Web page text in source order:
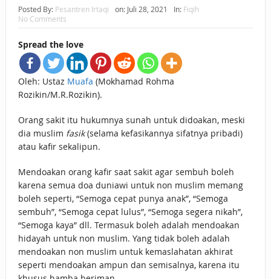
HUKUM MEMBAYAR ZAKAT DENGAN CARA MENGANGSUR
HUKUM MEMBAYAR ZAKAT KEPADA KERABAT SENDIRI
Posted By: Pesantren Irtaqi on: Juli 28, 2021 In: Fiqih
No Comments
Spread the love
Oleh: Ustaz Muafa (Mokhamad Rohma
Rozikin/M.R.Rozikin).
Orang sakit itu hukumnya sunah untuk didoakan, meski
dia muslim fasik(selama kefasikannya sifatnya pribadi)
atau kafir sekalipun.
Mendoakan orang kafir saat sakit agar sembuh boleh
karena semua doa duniawi untuk non muslim memang
boleh seperti, “Semoga cepat punya anak”, “Semoga
sembuh”, “Semoga cepat lulus”, “Semoga segera nikah”,
“Semoga kaya” dll. Termasuk boleh adalah mendoakan
hidayah untuk non muslim. Yang tidak boleh adalah
mendoakan non muslim untuk kemaslahatan akhirat
seperti mendoakan ampun dan semisalnya, karena itu